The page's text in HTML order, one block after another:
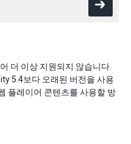
더 이상 지원되지 않습니다.
5.4보다 오래된 버전을 사용
플레이어 콘텐츠를 사용할 방